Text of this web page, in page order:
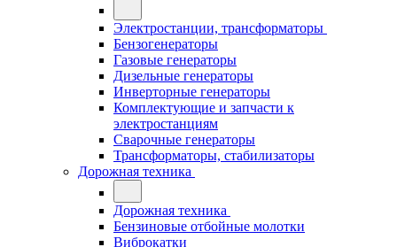
Электростанции, трансформаторы
Бензогенераторы
Газовые генераторы
Дизельные генераторы
Инверторные генераторы
Комплектующие и запчасти к
электростанциям
Сварочные генераторы
Трансформаторы, стабилизаторы
Дорожная техника
Дорожная техника
Бензиновые отбойные молотки
Виброкатки